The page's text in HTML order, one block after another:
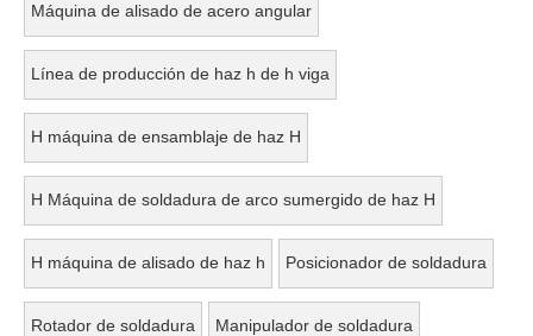
Máquina de alisado de acero angular
Línea de producción de haz h de h viga
H máquina de ensamblaje de haz H
H Máquina de soldadura de arco sumergido de haz H
H máquina de alisado de haz h Posicionador de soldadura
Rotador de soldadura Manipulador de soldadura